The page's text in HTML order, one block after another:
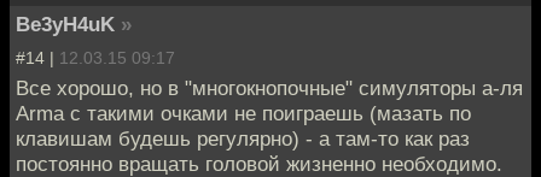
Be3yH4uK »
#14 | 12.03.15 09:17
Все хорошо, но в "многокнопочные" симуляторы а-ля
Arma с такими очками не поиграешь (мазать по
клавишам будешь регулярно) - а там-то как раз
постоянно вращать головой жизненно необходимо.